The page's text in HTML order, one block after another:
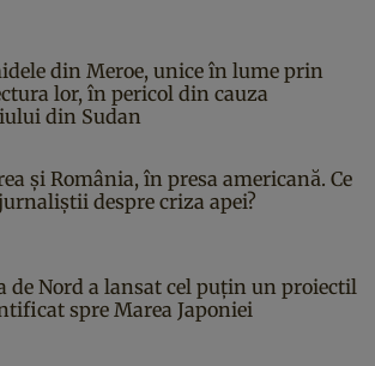
din Meroe, unice în lume prin
lor, în pericol din cauza
din Sudan
și România, în presa americană. Ce
despre criza apei?
de Nord a lansat cel puțin un proiectil
spre Marea Japoniei